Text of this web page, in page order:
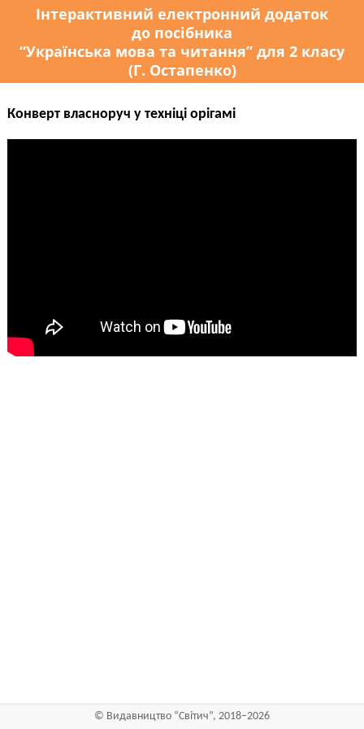
Інтерактивний електронний додаток
до посібника
“Українська мова та читання” для 2 класу
(Г. Остапенко)
Конверт власноруч у техніці орігамі
© Видавництво “Світич”, 2018–2026